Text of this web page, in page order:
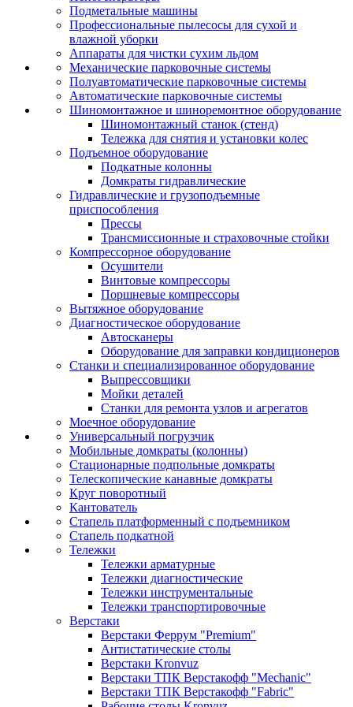
Подметальные машины
Профессиональные пылесосы для сухой и
влажной уборки
Аппараты для чистки сухим льдом
Механические парковочные системы
Полуавтоматические парковочные системы
Автоматические парковочные системы
Шиномонтажное и шиноремонтное оборудование
Шиномонтажный станок (стенд)
Тележка для снятия и установки колес
Подъемное оборудование
Подкатные колонны
Домкраты гидравлические
Гидравлические и грузоподъемные
приспособления
Прессы
Трансмиссионные и страховочные стойки
Компрессорное оборудование
Осушители
Винтовые компрессоры
Поршневые компрессоры
Вытяжное оборудование
Диагностическое оборудование
Автосканеры
Оборудование для заправки кондиционеров
Станки и специализированное оборудование
Выпрессовщики
Мойки деталей
Станки для ремонта узлов и агрегатов
Моечное оборудование
Универсальный погрузчик
Мобильные домкраты (колонны)
Стационарные подпольные домкраты
Телескопические канавные домкраты
Круг поворотный
Кантователь
Стапель платформенный с подъемником
Стапель подкатной
Тележки
Тележки арматурные
Тележки диагностические
Тележки инструментальные
Тележки транспортировочные
Верстаки
Верстаки Феррум "Premium"
Антистатические столы
Верстаки Kronvuz
Верстаки ТПК Верстакофф "Mechanic"
Верстаки ТПК Верстакофф "Fabric"